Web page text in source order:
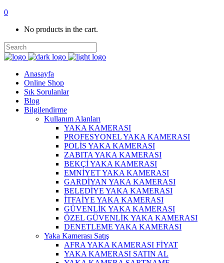
0
No products in the cart.
Anasayfa
Online Shop
Sık Sorulanlar
Blog
Bilgilendirme
Kullanım Alanları
YAKA KAMERASI
PROFESYONEL YAKA KAMERASI
POLİS YAKA KAMERASI
ZABITA YAKA KAMERASI
BEKÇİ YAKA KAMERASI
EMNİYET YAKA KAMERASI
GARDİYAN YAKA KAMERASI
BELEDİYE YAKA KAMERASI
İTFAİYE YAKA KAMERASI
GÜVENLİK YAKA KAMERASI
ÖZEL GÜVENLİK YAKA KAMERASI
DENETLEME YAKA KAMERASI
Yaka Kamerası Satış
AFRA YAKA KAMERASI FİYAT
YAKA KAMERASI SATIN AL